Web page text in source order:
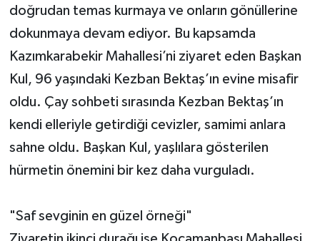
doğrudan temas kurmaya ve onların gönüllerine
dokunmaya devam ediyor. Bu kapsamda
Kazımkarabekir Mahallesi’ni ziyaret eden Başkan
Kul, 96 yaşındaki Kezban Bektaş’ın evine misafir
oldu. Çay sohbeti sırasında Kezban Bektaş’ın
kendi elleriyle getirdiği cevizler, samimi anlara
sahne oldu. Başkan Kul, yaşlılara gösterilen
hürmetin önemini bir kez daha vurguladı.
"Saf sevginin en güzel örneği"